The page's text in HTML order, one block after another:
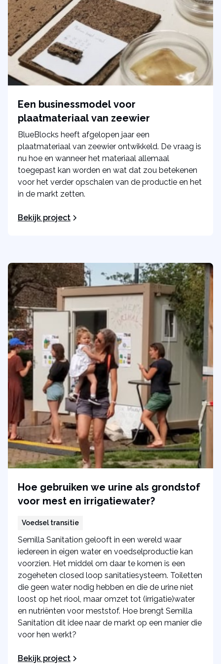
Een businessmodel voor
plaatmateriaal van zeewier
BlueBlocks heeft afgelopen jaar een
plaatmateriaal van zeewier ontwikkeld. De vraag is
nu hoe en wanneer het materiaal allemaal
toegepast kan worden en wat dat zou betekenen
voor het verder opschalen van de productie en het
in de markt zetten.
Bekijk project
Hoe gebruiken we urine als grondstof
voor mest en irrigatiewater?
Voedsel transitie
Semilla Sanitation gelooft in een wereld waar
iedereen in eigen water en voedselproductie kan
voorzien. Het middel om daar te komen is een
zogeheten closed loop sanitatiesysteem. Toiletten
die geen water nodig hebben en die de urine niet
loost op het riool, maar omzet tot (irrigatie)water
en nutriënten voor meststof. Hoe brengt Semilla
Sanitation dit idee naar de markt op een manier die
voor hen werkt?
Bekijk project